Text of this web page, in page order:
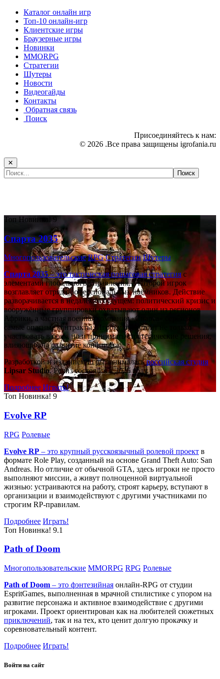
Каталог онлайн игр
Топ-10 онлайн-игр
Клиентские игры
Браузерные игры
Новинки
MMORPG
Стратегии
Шутеры
Новости
Видеогайды
Контакты
Обратная связь
Поиск
Присоединяйтесь к нам:
© 2026 .Все права защищены igrofania.ru
✕
Топ Новинка! 9
Спарта 2035
Многопользовательские RPG Стратегии Шутеры
Спарта 2035– это тактическаяпошаговая стратегияс
элементами глобального управления, в которой игрок
возглавляет отряд профессиональных наёмников. Действие
разворачивается в недалёком будущем: политический кризис и
вооружённые группировки охватывают один из регионов
Африки, а частная военная компания «Спарта» берётся за
самые опасные контракты. Игроку предстоит не только
участвовать в боях, но и принимать стратегические решения,
влияющие на развитие конфликта.
Разработкой и изданием игры занималасьроссийская студия
Lipsar Studio. Релиз состоялся в 2025 году.
Подробнее Играть!
Топ Новинка! 9
Evolve RP
RPG Ролевые
Evolve RP – это крупный русскоязычный ролевой проект в
формате Role Play, созданный на основе Grand Theft Auto: San
Andreas. Но отличие от обычной GTA, здесь игроки не просто
выполняют миссии, а живут полноценной виртуальной
жизнью: устраиваются на работу, строят карьеру, вступают в
организации и взаимодействуют с другими участниками по
строгим RP-правилам.
Подробнее Играть!
Топ Новинка! 9.1
Path of Doom
Многопользовательские MMORPG RPG Ролевые
Path of Doom – это фэнтезийная онлайн-RPG от студии
EspritGames, выполненная в мрачной стилистике с упором на
развитие персонажа и активное взаимодействие с другими
игроками. Проект ориентирован как на любителей сюжетных
приключений, так и на тех, кто ценит долгую прокачку и
соревновательный контент.
Подробнее Играть!
Войти на сайт